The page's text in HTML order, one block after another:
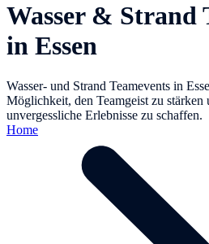
Wasser & Strand
in Essen
Wasser- und Strand Teamevents in
Möglichkeit, den Teamgeist zu stärken
unvergessliche Erlebnisse zu schaffen.
Home